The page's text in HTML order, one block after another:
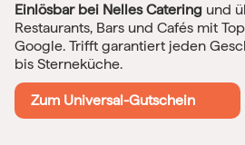
Einlösbar bei Nelles Catering und
Restaurants, Bars und Cafés mit
Google. Trifft garantiert jeden
bis Sterneküche.
Zum Universal-Gutschein